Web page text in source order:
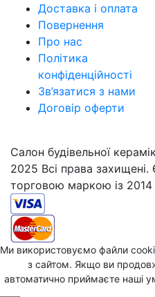
Доставка і оплата
Повернення
Про нас
Політика
конфіденційності
Зв’язатися з нами
Договір оферти
Салон будівельної
2025 Всі права
торговою маркою із
Ми використовуємо файли
з сайтом. Якщо ви
автоматично приймаєте наші